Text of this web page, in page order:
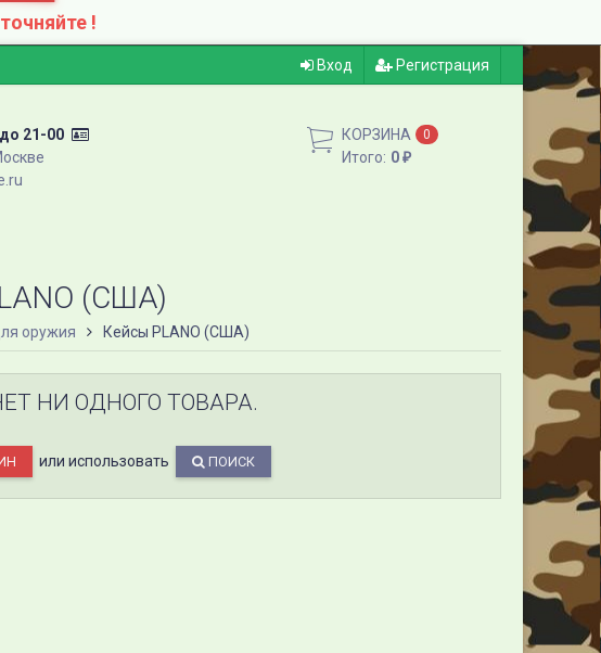
!
Вход Регистрация
21-00
КОРЗИНА 0
Итого: 0 ₽
(США)
оружия Кейсы PLANO (США)
НИ ОДНОГО ТОВАРА.
или использовать ПОИСК